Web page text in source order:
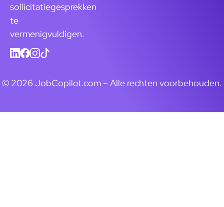
sollicitatiegesprekken
te
vermenigvuldigen.
© 2026 JobCopilot.com – Alle rechten voorbehouden.